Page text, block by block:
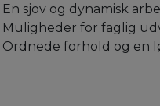
En sjov og dynamisk
Muligheder for faglig
Ordnede forhold og en